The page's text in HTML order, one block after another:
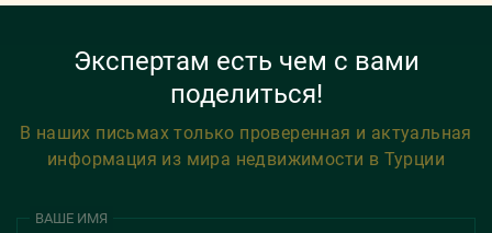
Экспертам есть чем с вами
поделиться!
В наших письмах только проверенная и актуальная
информация из мира недвижимости в Турции
ВАШЕ ИМЯ